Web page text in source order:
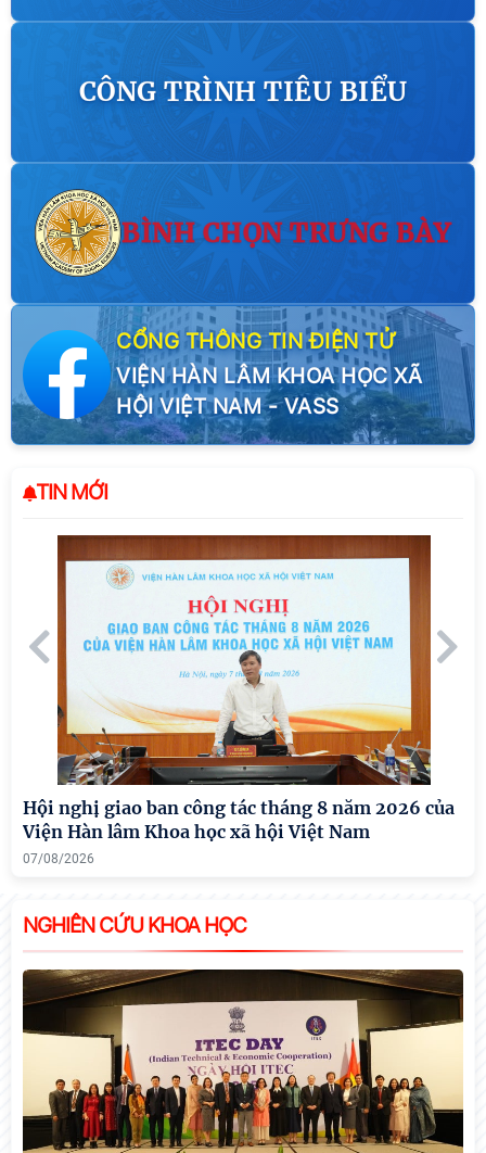
nghiệp và Viện Quản lý Hành chính công Ấn Độ
Đoàn công tác Học viện Chính trị quốc gia Hồ Chí
Minh và Viện Hàn lâm Khoa học xã hội Việt Nam
chào xã giao Lãnh đạo Đảng, Nhà nước CHDCND…
06/08/2026
Đối thoại ICWA – VASS lần thứ 6: Thúc đẩy quan
hệ Đối tác Chiến lược Toàn diện tăng cường Việt
Nam – Ấn Độ
06/08/2026
Hội thảo khoa học quốc tế: “Nền kinh tế độc lập,
tự chủ: Sáng kiến của Cộng hòa Dân chủ Nhân dân
CÔNG TRÌNH TIÊU BIỂU
BÌNH CHỌN TRƯNG BÀY
CỔNG THÔNG TIN ĐIỆN TỬ
VIỆN HÀN LÂM KHOA HỌCXÃ
HỘI VIỆT NAM - VASS
TIN MỚI
Hội nghị giao ban công tác tháng 8 năm 2026 của
Viện Hàn lâm Khoa học xã hội Việt Nam
07/08/2026
NGHIÊN CỨU KHOA HỌC